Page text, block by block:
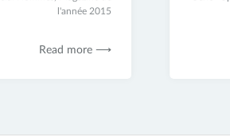
l'année 2015
Read more ⟶